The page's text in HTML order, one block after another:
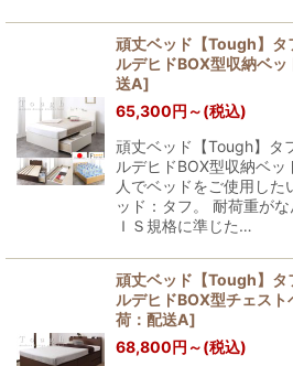
頑丈ベッド【Tough】
ルデヒドBOX型収納ベッ
送A]
65,300円 ～(税込)
頑丈ベッド【Tough】
ルデヒドBOX型収納ベッ
人でベッドをご使用し
ッド：タフ。 耐荷重が
ＩＳ規格に準じた…
頑丈ベッド【Tough】
ルデヒドBOX型チェスト
荷：配送A]
68,800円 ～(税込)